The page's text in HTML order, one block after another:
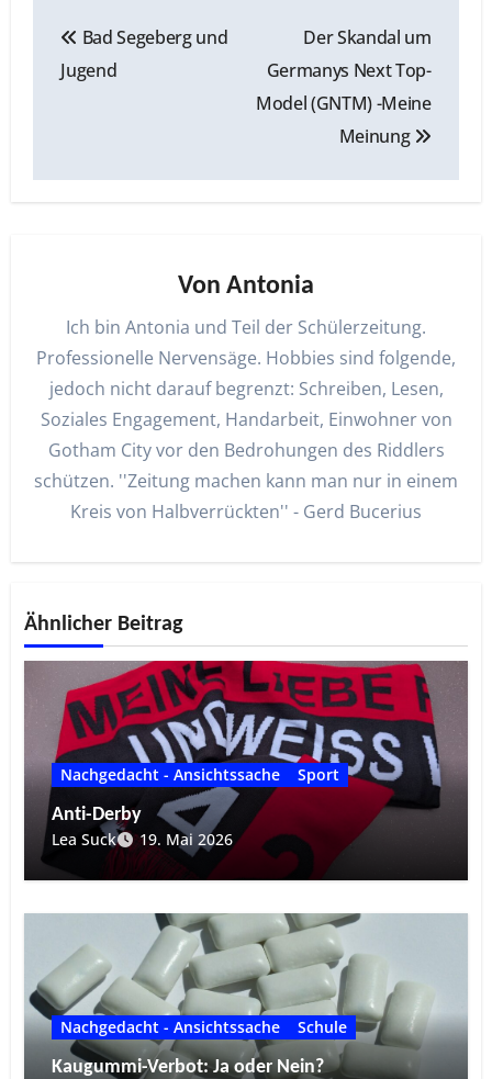
Bad Segeberg und
Jugend
Der Skandal um
Germanys Next Top-
Model (GNTM) -Meine
Meinung
Von Antonia
Ich bin Antonia und Teil der Schülerzeitung.
Professionelle Nervensäge. Hobbies sind folgende,
jedoch nicht darauf begrenzt: Schreiben, Lesen,
Soziales Engagement, Handarbeit, Einwohner von
Gotham City vor den Bedrohungen des Riddlers
schützen. ''Zeitung machen kann man nur in einem
Kreis von Halbverrückten'' - Gerd Bucerius
Ähnlicher Beitrag
Nachgedacht - Ansichtssache
Sport
Anti-Derby
Lea Suck
19. Mai 2026
Nachgedacht - Ansichtssache
Schule
Kaugummi-Verbot: Ja oder Nein?